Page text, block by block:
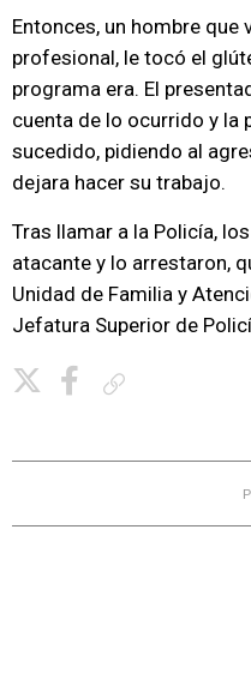
Entonces, un hombre que
profesional, le tocó el
programa era. El
cuenta de lo ocurrido y la
sucedido, pidiendo al
dejara hacer su trabajo.
Tras llamar a la Policía,
atacante y lo arrestaron,
Unidad de Familia y
Jefatura Superior de